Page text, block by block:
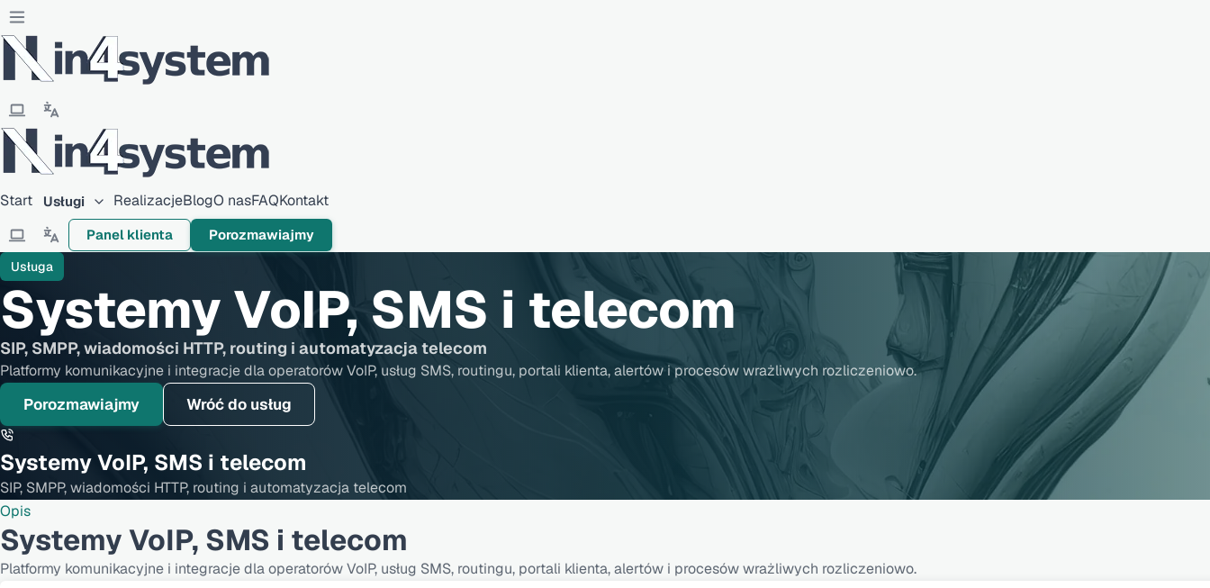
Start Usługi RealizacjeBlogO nasFAQKontakt
Panel klienta Porozmawiajmy
Usługa
Systemy VoIP, SMS i telecom
SIP, SMPP, wiadomości HTTP, routing i automatyzacja telecom
Platformy komunikacyjne i integracje dla operatorów VoIP, usług SMS, routingu, portali klienta, alertów i procesów wrażliwych rozliczeniowo.
Porozmawiajmy Wróć do usług
Systemy VoIP, SMS i telecom
SIP, SMPP, wiadomości HTTP, routing i automatyzacja telecom
Opis
Systemy VoIP, SMS i telecom
Platformy komunikacyjne i integracje dla operatorów VoIP, usług SMS, routingu, portali klienta, alertów i procesów wrażliwych rozliczeniowo.